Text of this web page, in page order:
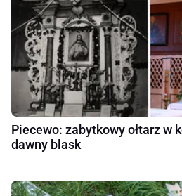
Piecewo: zabytkowy ołtarz w
dawny blask